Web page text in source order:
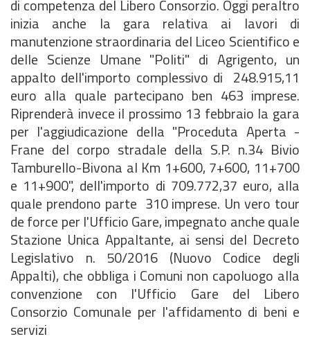
di competenza del Libero Consorzio. Oggi peraltro
inizia anche la gara relativa ai lavori di
manutenzione straordinaria del Liceo Scientifico e
delle Scienze Umane "Politi" di Agrigento, un
appalto dell'importo complessivo di 248.915,11
euro alla quale partecipano ben 463 imprese.
Riprenderà invece il prossimo 13 febbraio la gara
per l'aggiudicazione della "Proceduta Aperta -
Frane del corpo stradale della S.P. n.34 Bivio
Tamburello-Bivona al Km 1+600, 7+600, 11+700
e 11+900", dell'importo di 709.772,37 euro, alla
quale prendono parte 310 imprese. Un vero tour
de force per l'Ufficio Gare, impegnato anche quale
Stazione Unica Appaltante, ai sensi del Decreto
Legislativo n. 50/2016 (Nuovo Codice degli
Appalti), che obbliga i Comuni non capoluogo alla
convenzione con l'Ufficio Gare del Libero
Consorzio Comunale per l'affidamento di beni e
servizi